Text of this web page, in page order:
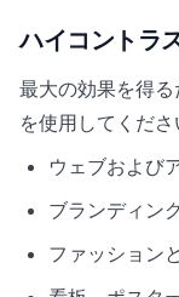
ハイコントラ
最大の効果を得
を使用してくださ
ウェブおよび
ブランディン
ファッション